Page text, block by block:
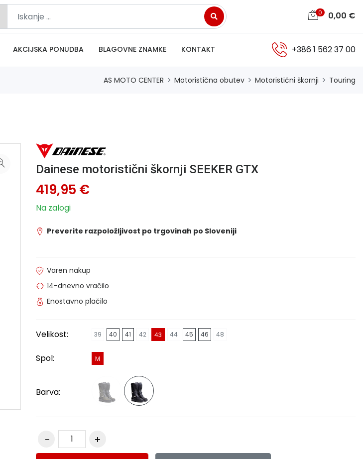
0 0,00 €
AKCIJSKA PONUDBA BLAGOVNE ZNAMKE KONTAKT +386 1 562 37 00
AS MOTO CENTER Motoristična obutev Motoristični škornji Touring
Dainese motoristični škornji SEEKER GTX
419,95 €
Na zalogi
Preverite razpoložljivost po trgovinah po Sloveniji
Varen nakup
14-dnevno vračilo
Enostavno plačilo
Velikost: 39 40 41 42 43 44 45 46 48
Spol: M
Barva: